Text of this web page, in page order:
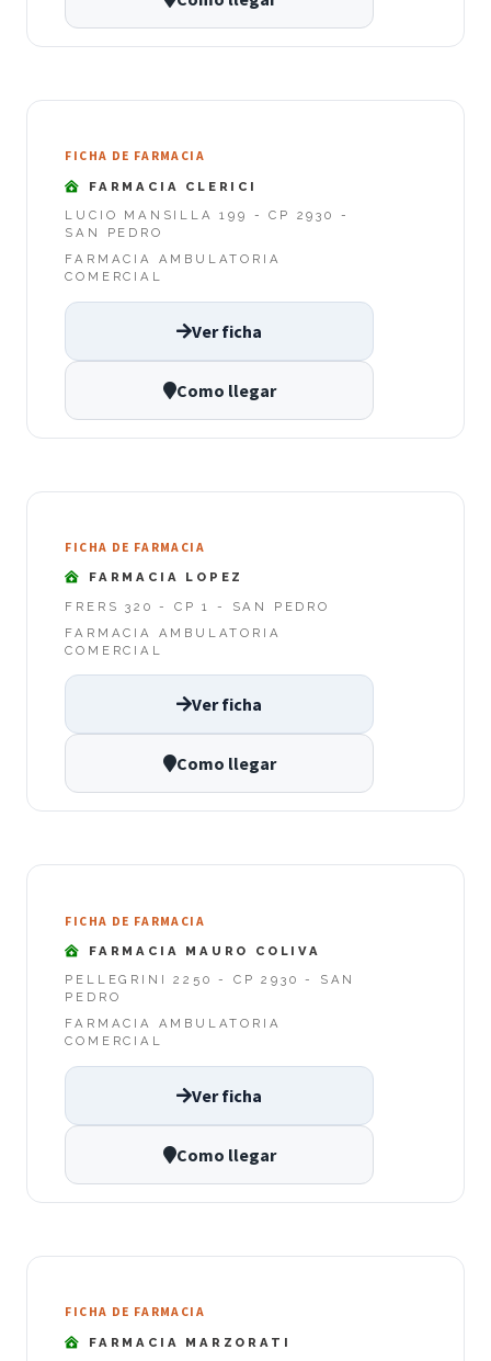
FICHA DE FARMACIA
FARMACIA CLERICI
LUCIO MANSILLA 199 - CP 2930 -
SAN PEDRO
FARMACIA AMBULATORIA
COMERCIAL
Ver ficha
Como llegar
FICHA DE FARMACIA
FARMACIA LOPEZ
FRERS 320 - CP 1 - SAN PEDRO
FARMACIA AMBULATORIA
COMERCIAL
Ver ficha
Como llegar
FICHA DE FARMACIA
FARMACIA MAURO COLIVA
PELLEGRINI 2250 - CP 2930 - SAN
PEDRO
FARMACIA AMBULATORIA
COMERCIAL
Ver ficha
Como llegar
FICHA DE FARMACIA
FARMACIA MARZORATI